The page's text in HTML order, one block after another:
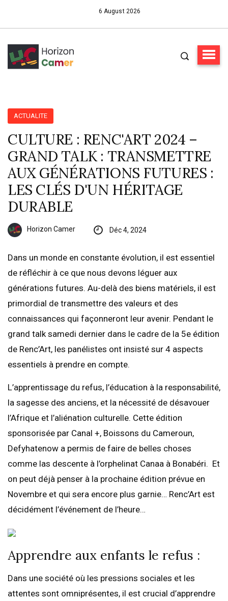
6 August 2026
ACTUALITE
CULTURE : RENC'ART 2024 –
GRAND TALK : TRANSMETTRE
AUX GÉNÉRATIONS FUTURES :
LES CLÉS D'UN HÉRITAGE
DURABLE
Horizon Camer Déc 4, 2024
Dans un monde en constante évolution, il est essentiel
de réfléchir à ce que nous devons léguer aux
générations futures. Au-delà des biens matériels, il est
primordial de transmettre des valeurs et des
connaissances qui façonneront leur avenir. Pendant le
grand talk samedi dernier dans le cadre de la 5e édition
de Renc’Art, les panélistes ont insisté sur 4 aspects
essentiels à prendre en compte.
L’apprentissage du refus, l’éducation à la responsabilité,
la sagesse des anciens, et la nécessité de désavouer
l’Afrique et l’aliénation culturelle. Cette édition
sponsorisée par Canal +, Boissons du Cameroun,
Defyhatenow a permis de faire de belles choses
comme las descente à l’orphelinat Canaa à Bonabéri. Et
on peut déjà penser à la prochaine édition prévue en
Novembre et qui sera encore plus garnie… Renc’Art est
décidément l’événement de l’heure…
Apprendre aux enfants le refus :
Dans une société où les pressions sociales et les
attentes sont omniprésentes, il est crucial d’apprendre